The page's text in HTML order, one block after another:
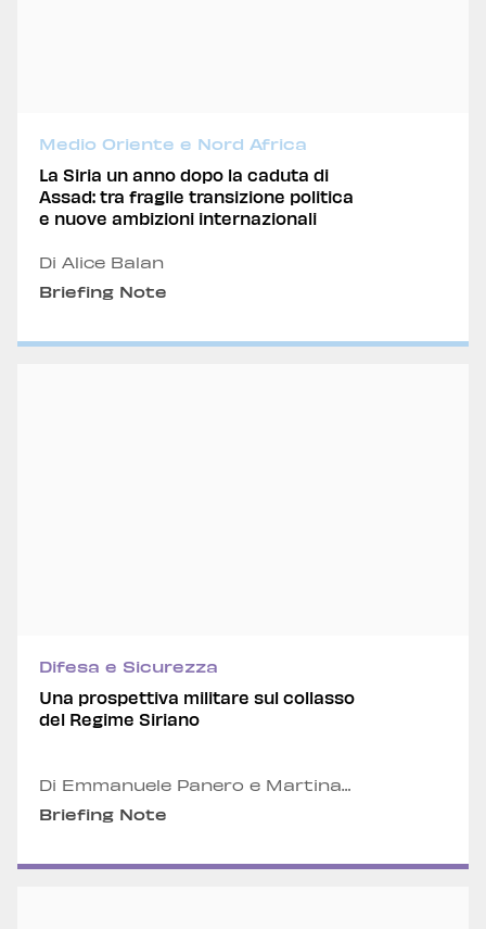
Medio Oriente e Nord Africa
La Siria un anno dopo la caduta di
Assad: tra fragile transizione politica
e nuove ambizioni internazionali
Di Alice Balan
Briefing Note
Difesa e Sicurezza
Una prospettiva militare sul collasso
del Regime Siriano
Di Emmanuele Panero e Martina
Briefing Note